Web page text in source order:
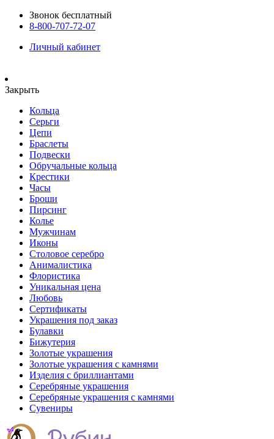
Звонок бесплатный
8-800-707-72-07
Личный кабинет
Закрыть
Кольца
Серьги
Цепи
Браслеты
Подвески
Обручальные кольца
Крестики
Часы
Броши
Пирсинг
Колье
Мужчинам
Иконы
Столовое серебро
Анималистика
Флористика
Уникальная цена
Любовь
Сертификаты
Украшения под заказ
Булавки
Бижутерия
Золотые украшения
Золотые украшения с камнями
Изделия с бриллиантами
Серебряные украшения
Серебряные украшения с камнями
Сувениры